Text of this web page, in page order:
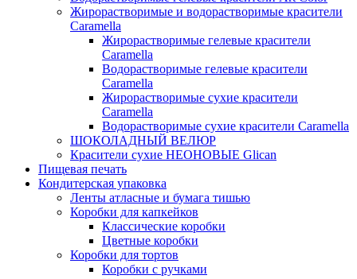
Жирорастворимые и водорастворимые красители
Caramella
Жирорастворимые гелевые красители
Caramella
Водорастворимые гелевые красители
Caramella
Жирорастворимые сухие красители
Caramella
Водорастворимые сухие красители Caramella
ШОКОЛАДНЫЙ ВЕЛЮР
Красители сухие НЕОНОВЫЕ Glican
Пищевая печать
Кондитерская упаковка
Ленты атласные и бумага тишью
Коробки для капкейков
Классические коробки
Цветные коробки
Коробки для тортов
Коробки с ручками